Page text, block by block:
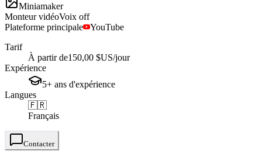
Miniamaker
Monteur vidéoVoix off
Plateforme principale
YouTube
Tarif
À partir de150,00 $US/jour
Expérience
5+ ans d'expérience
Langues
🇫🇷
Français
Contacter